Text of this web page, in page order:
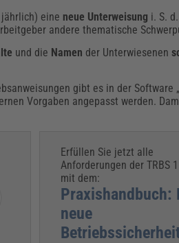
eine neue Unterweisung i. S.
andere thematische
und die Namen der Unterwiesenen
gibt es in der Software
Vorgaben angepasst werden.
Erfüllen Sie jetzt alle
Anforderungen der TRBS
mit dem:
Praxishandbuch:
neue